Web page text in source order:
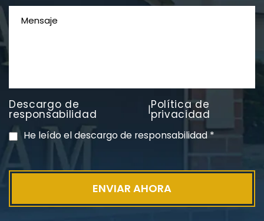
PVC Cloruro de polivinilo
Exposición
Descargo de
responsabilidad |Política de
privacidad
He leído el descargo de responsabilidad*